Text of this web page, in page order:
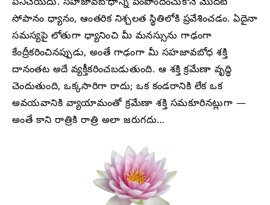
పనిచేయదు. సహజావబోధాన్ని పెంపొందించుకొనే మొదటి
సోపానం ధ్యానం, ఆంతరిక నిశ్చలత స్థితిలోకి ప్రవేశించడం. ఏదైనా
సమస్యపై లోతుగా ధ్యానించి మీ మనస్సును గాఢంగా
కేంద్రీకరించినప్పుడు, అంతే గాఢంగా మీ సహజావబోధ శక్తి
దానంతట అదే వ్యక్తీకరించబడుతుంది. ఆ శక్తి క్రమేణా వృద్ధి
చెందుతుంది, ఒక్కసారిగా రాదు; ఒక కండరానికి లేక ఒక
అవయవానికి వ్యాయామంతో క్రమేణా శక్తి సమకూరినట్లుగా —
అంతే కాని రాత్రికి రాత్రి అలా జరుగదు…